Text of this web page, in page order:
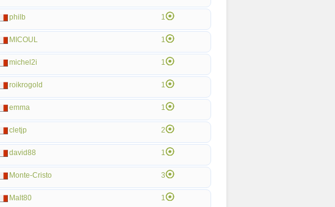
philb 1
MICOUL 1
michel2i 1
roikrogold 1
emma 1
cletjp 2
david88 1
Monte-Cristo 3
Malt80 1